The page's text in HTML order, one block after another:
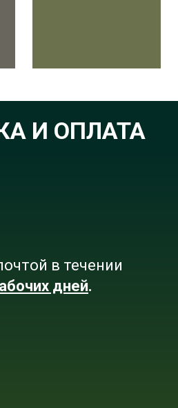
И ОПЛАТА
в течении
дней.